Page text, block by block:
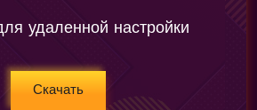
удаленной настройки
Скачать